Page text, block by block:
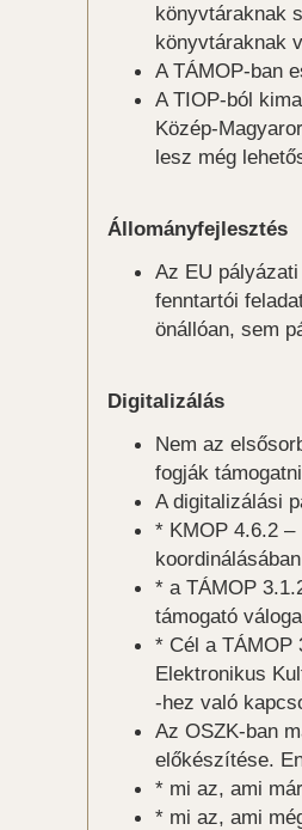
könyvtáraknak
könyvtáraknak
A TÁMOP-ban
A TIOP-ból
Közép-
lesz még
Állományfejlesztés
Az EU
fenntartói
önállóan, sem
Digitalizálás
Nem az
fogják
A digitalizálási
* KMOP 4.6.2
koordinálásában
* a TÁMOP
támogató
* Cél a TÁMOP
Elektronikus
-hez való
Az OSZK-ban
előkészítése.
* mi az, ami
* mi az, ami